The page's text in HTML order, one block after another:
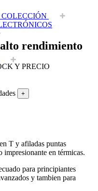
rendimiento
Y PRECIO
+
T y afiladas puntas
impresionante en térmicas.
para principiantes
y tambien para